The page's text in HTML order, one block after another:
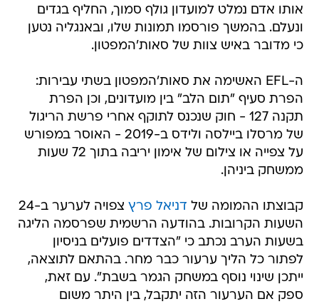
אותו אדם נמלט למועדון גולף סמוך, החליף בגדים
ונעלם. בהמשך פורסמו תמונות שלו, ובאנגליה נטען
כי מדובר באיש צוות של סאות'המפטון.
ה-EFL האשימה את סאות'המפטון בשתי עבירות:
הפרת סעיף "תום הלב" בין מועדונים, וכן הפרת
תקנה 127 - חוק שנכנס לתוקף אחרי פרשת הריגול
של מרסלו ביילסה ולידס ב-2019 - האוסר במפורש
על צפייה או צילום של אימון יריבה בתוך 72 שעות
ממשחק ביניהן.
קבוצתו ההמומה של דניאל פרץ
צפויה לערער ב-24
השעות הקרובות. בהודעה הרשמית שפרסמה הליגה
בשעות הערב נכתב כי "הצדדים פועלים בניסיון
לפתור כל הליך ערעור כבר מחר. בהתאם לתוצאה,
ייתכן שינוי נוסף במשחק הגמר בשבת". עם זאת,
ספק אם הערעור הזה יתקבל, בין היתר משום